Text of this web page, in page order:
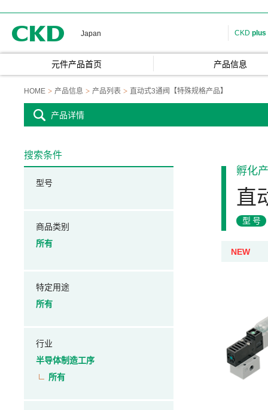
Japan CKD plus
元件产品首页 产品信息
HOME 产品信息 产品列表 直动式3通阀【特殊规格产品】
产品详情
孵化
直
型号
NEW
搜索条件
型号
商品类别
所有
特定用途
所有
行业
半导体制造工序
所有